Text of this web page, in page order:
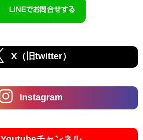
X（旧twitter）
Instagram